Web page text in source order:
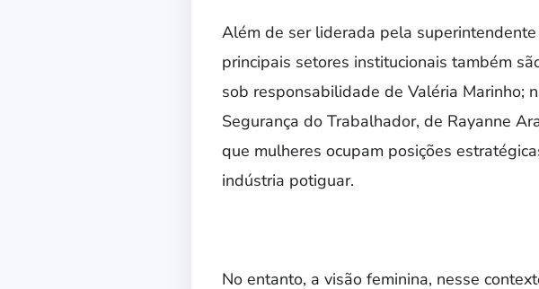
Além de ser liderada pela
principais setores institucionais também
sob responsabilidade de Valéria Marinho;
Segurança do Trabalhador, de Rayanne
que mulheres ocupam posições
indústria potiguar.
No entanto, a visão feminina, nesse